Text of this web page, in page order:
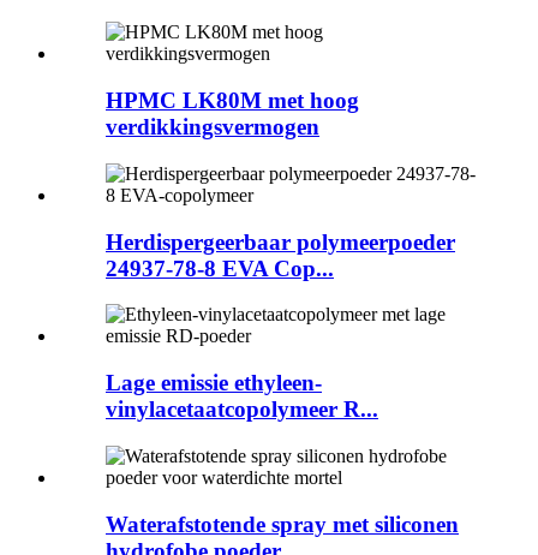
HPMC LK80M met hoog
verdikkingsvermogen
Herdispergeerbaar polymeerpoeder
24937-78-8 EVA Cop...
Lage emissie ethyleen-
vinylacetaatcopolymeer R...
Waterafstotende spray met siliconen